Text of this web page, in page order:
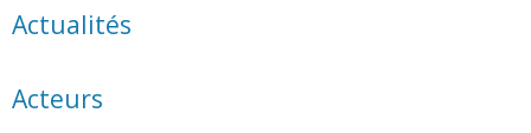
Actualités
Acteurs